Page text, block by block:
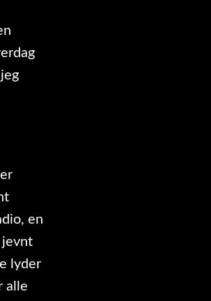
en
jevnt
lyder
alle